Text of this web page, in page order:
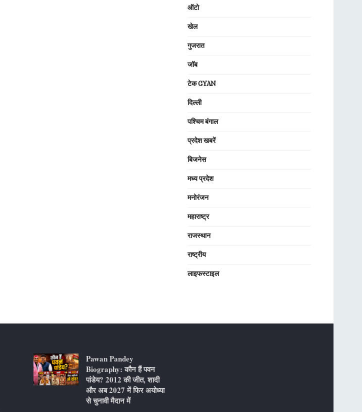
ऑटो
खेल
गुजरात
जॉब
टेक GYAN
दिल्ली
पश्चिम बंगाल
प्रदेश खबरें
बिजनेस
मध्य प्रदेश
मनोरंजन
महाराष्ट्र
राजस्थान
राष्ट्रीय
लाइफस्टाइल
Pawan Pandey
Biography: कौन हैं पवन
पांडेय? 2012 की जीत, शादी
और अब 2027 में फिर अयोध्या
से चुनावी मैदान में